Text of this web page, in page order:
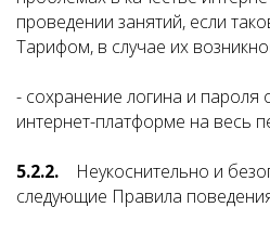
проведении занятий, если
Тарифом, в случае их
- сохранение логина и пароля
интернет-платформе на весь
5.2.2.
Неукоснительно и
следующие Правила